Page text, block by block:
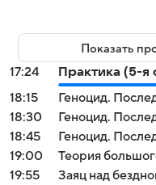
Показать
17:24
Практика (5-я
18:15
Геноцид.
18:30
Геноцид.
18:45
Геноцид.
19:00
Теория
19:55
Заяц над